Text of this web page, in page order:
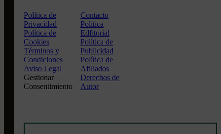
Política de
Privacidad
Política de
Cookies
Términos y
Condiciones
Aviso Legal
Gestionar
Consentimiento
Contacto
Política
Edfitorial
Política de
Publicidad
Política de
Afiliados
Derechos de
Autor